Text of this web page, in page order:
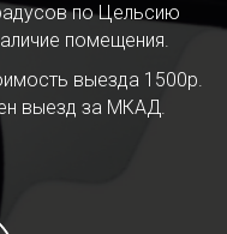
по Цельсию
помещения.
выезда 1500р.
выезд за МКАД.